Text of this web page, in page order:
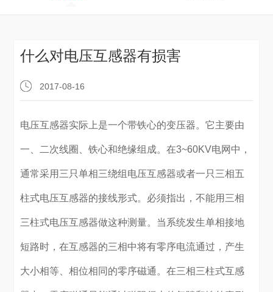
什么对电压互感器有损害
2017-08-16
电压互感器实际上是一个带铁心的变压器。它主要由
一、二次线圈、铁心和绝缘组成。在3~60KV电网中，
通常采用三只单相三绕组电压互感器或者一只三相五
柱式电压互感器的接线形式。必须指出，不能用三相
三柱式电压互感器做这种测量。当系统发生单相接地
短路时，在互感器的三相中将有零序电流通过，产生
大小相等、相位相同的零序磁通。在三相三柱式互感